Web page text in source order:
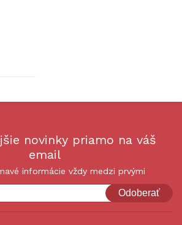
novinky priamo na váš
email
informácie vždy medzi prvými
Odoberať